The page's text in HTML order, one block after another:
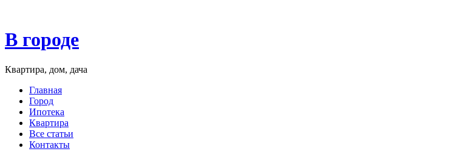
В городе
Квартира, дом, дача
Главная
Город
Ипотека
Квартира
Все статьи
Контакты